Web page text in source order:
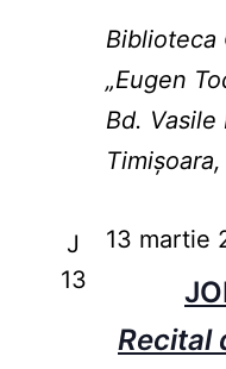
Biblioteca
„Eugen
Bd. Vasile
J
13
Recital
13 martie